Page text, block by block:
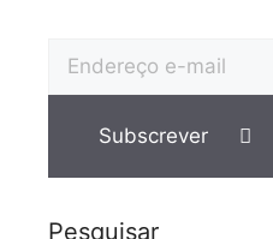
Pesquisar